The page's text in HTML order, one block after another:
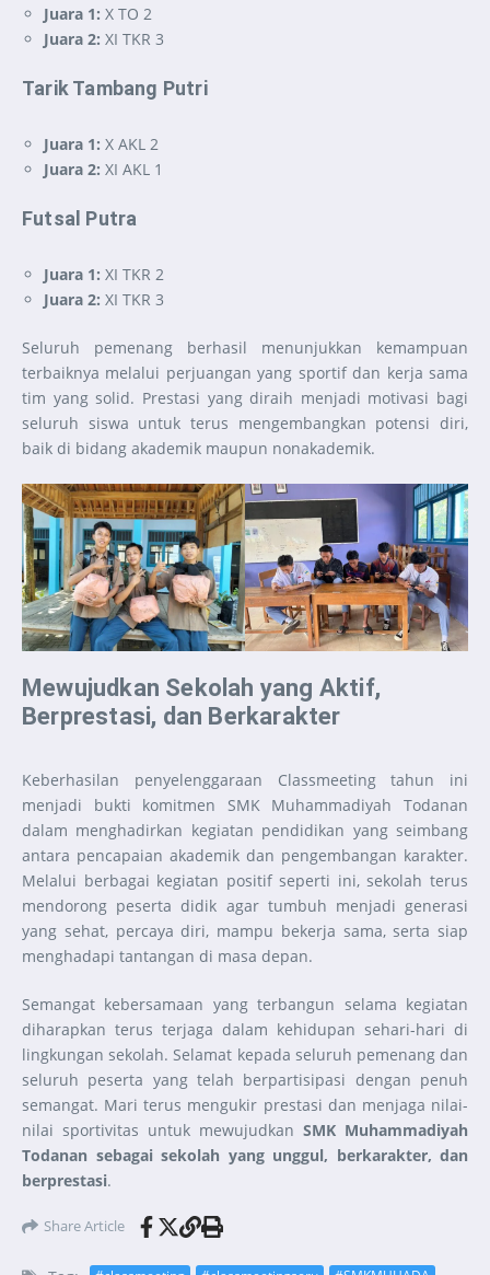
Juara 1: X TO 2
Juara 2: XI TKR 3
Tarik Tambang Putri
Juara 1: X AKL 2
Juara 2: XI AKL 1
Futsal Putra
Juara 1: XI TKR 2
Juara 2: XI TKR 3
Seluruh pemenang berhasil menunjukkan kemampuan
terbaiknya melalui perjuangan yang sportif dan kerja sama
tim yang solid. Prestasi yang diraih menjadi motivasi bagi
seluruh siswa untuk terus mengembangkan potensi diri,
baik di bidang akademik maupun nonakademik.
Mewujudkan Sekolah yang Aktif,
Berprestasi, dan Berkarakter
Keberhasilan penyelenggaraan Classmeeting tahun ini
menjadi bukti komitmen SMK Muhammadiyah Todanan
dalam menghadirkan kegiatan pendidikan yang seimbang
antara pencapaian akademik dan pengembangan karakter.
Melalui berbagai kegiatan positif seperti ini, sekolah terus
mendorong peserta didik agar tumbuh menjadi generasi
yang sehat, percaya diri, mampu bekerja sama, serta siap
menghadapi tantangan di masa depan.
Semangat kebersamaan yang terbangun selama kegiatan
diharapkan terus terjaga dalam kehidupan sehari-hari di
lingkungan sekolah. Selamat kepada seluruh pemenang dan
seluruh peserta yang telah berpartisipasi dengan penuh
semangat. Mari terus mengukir prestasi dan menjaga nilai-
nilai sportivitas untuk mewujudkan SMK Muhammadiyah
Todanan sebagai sekolah yang unggul, berkarakter, dan
berprestasi.
Share Article